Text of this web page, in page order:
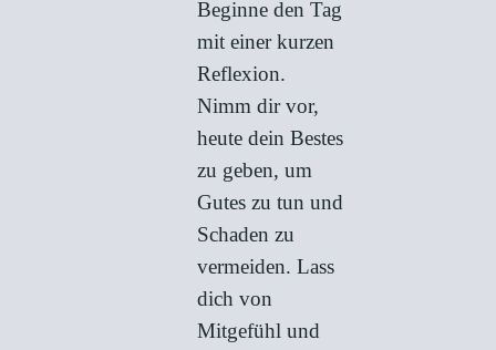
Beginne den Tag
mit einer kurzen
Reflexion.
Nimm dir vor,
heute dein Bestes
zu geben, um
Gutes zu tun und
Schaden zu
vermeiden. Lass
dich von
Mitgefühl und